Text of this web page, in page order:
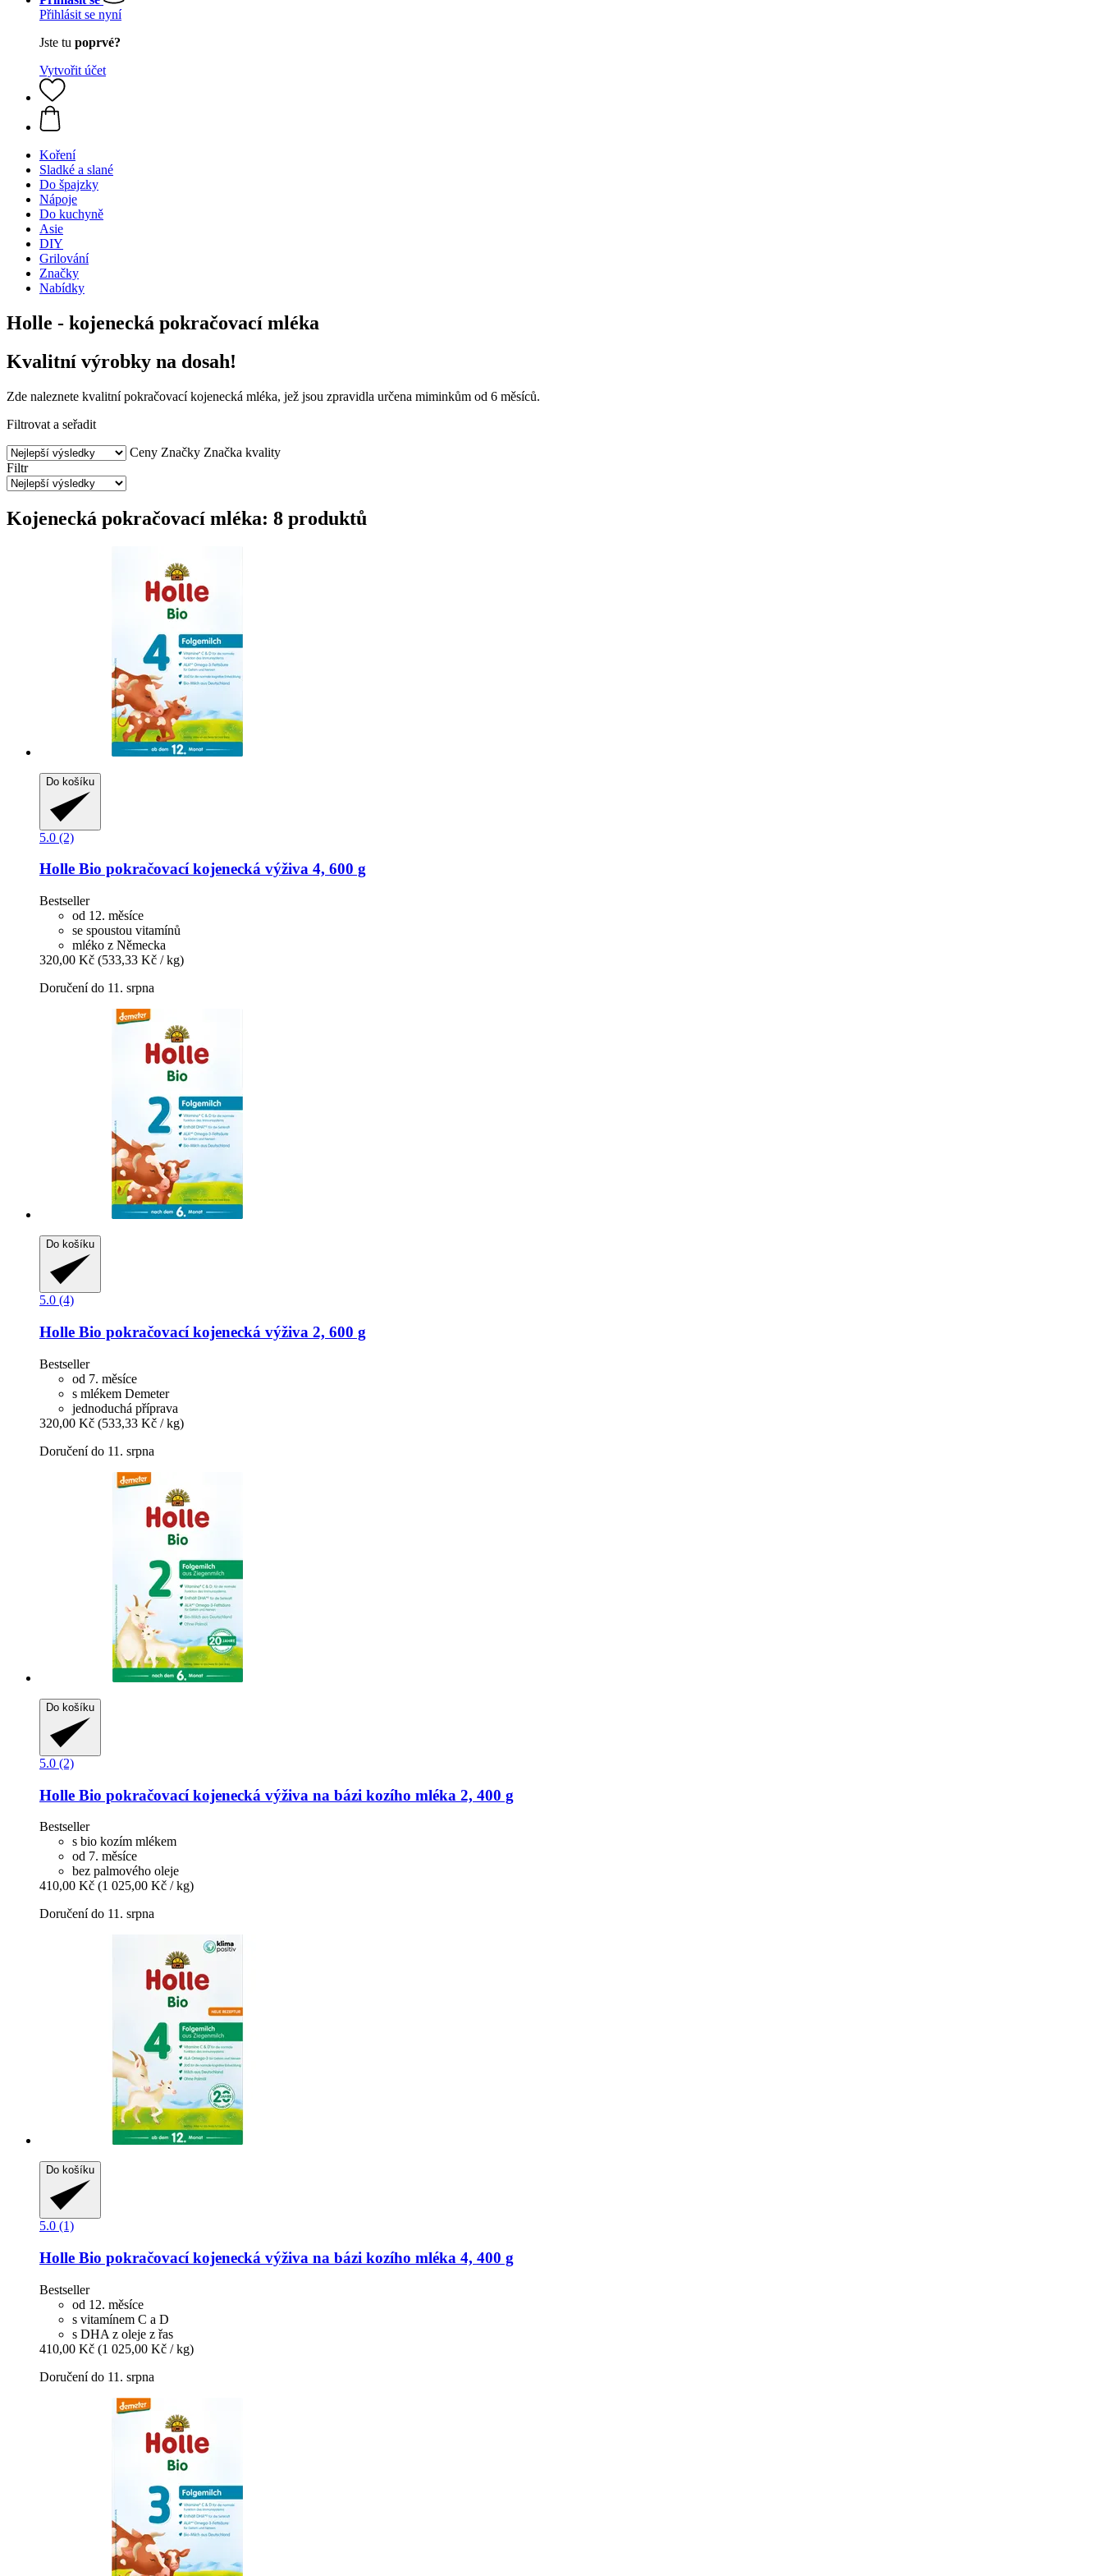
Přihlásit se nyní
Jste tu poprvé?
Vytvořit účet
Koření
Sladké a slané
Do špajzky
Nápoje
Do kuchyně
Asie
DIY
Grilování
Značky
Nabídky
Holle - kojenecká pokračovací mléka
Kvalitní výrobky na dosah!
Zde naleznete kvalitní pokračovací kojenecká mléka, jež jsou zpravidla určena miminkům od 6 měsíců.
Filtrovat a seřadit
Ceny Značky Značka kvality
Filtr
Kojenecká pokračovací mléka: 8 produktů
Do košíku
5.0 (2)
Holle Bio pokračovací kojenecká výživa 4, 600 g
Bestseller
od 12. měsíce
se spoustou vitamínů
mléko z Německa
320,00 Kč (533,33 Kč / kg)
Doručení do 11. srpna
Do košíku
5.0 (4)
Holle Bio pokračovací kojenecká výživa 2, 600 g
Bestseller
od 7. měsíce
s mlékem Demeter
jednoduchá příprava
320,00 Kč (533,33 Kč / kg)
Doručení do 11. srpna
Do košíku
5.0 (2)
Holle Bio pokračovací kojenecká výživa na bázi kozího mléka 2, 400 g
Bestseller
s bio kozím mlékem
od 7. měsíce
bez palmového oleje
410,00 Kč (1 025,00 Kč / kg)
Doručení do 11. srpna
Do košíku
5.0 (1)
Holle Bio pokračovací kojenecká výživa na bázi kozího mléka 4, 400 g
Bestseller
od 12. měsíce
s vitamínem C a D
s DHA z oleje z řas
410,00 Kč (1 025,00 Kč / kg)
Doručení do 11. srpna